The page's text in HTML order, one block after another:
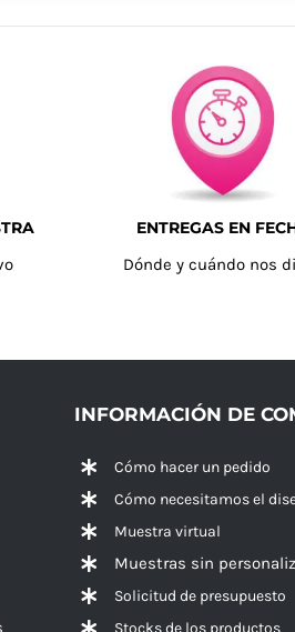
ENTREGAS EN
Dónde y cuándo nos
INFORMACIÓN DE
Cómo hacer un pedido
Cómo necesitamos el
Muestra virtual
Muestras sin
Solicitud de presupuesto
Stocks de los productos